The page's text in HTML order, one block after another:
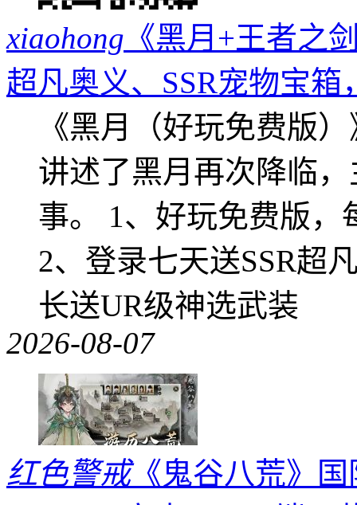
xiaohong 《黑月+王者之
超凡奥义、SSR宠物宝箱
《黑月（好玩免费版
讲述了黑月再次降临
事。 1、好玩免费版，
2、登录七天送SSR超
长送UR级神选武装
2026-08-07
红色警戒《鬼谷八荒》国